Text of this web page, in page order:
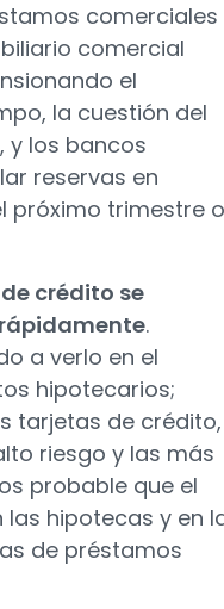
comerciales
comercial
el
la cuestión del
y los bancos
reservas en
próximo trimestre o
crédito se
.
a verlo en el
hipotecarios;
tarjetas de crédito,
riesgo y las más
probable que el
hipotecas y en
de préstamos